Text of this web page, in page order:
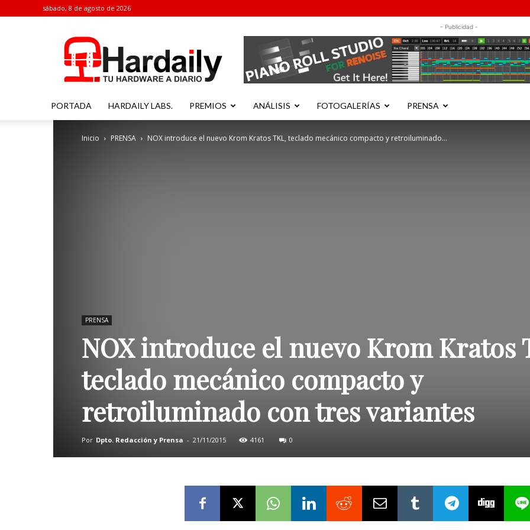
sábado, 8 de agosto de 2026
- Publicidad -
PORTADA HARDAILY LABS. PREMIOS ANÁLISIS FOTOGALERÍAS PRENSA
Inicio PRENSA NOX introduce el nuevo Krom Kratos TKL, teclado mecánico compacto y retroiluminado...
PRENSA
NOX introduce el nuevo Krom Kratos
teclado mecánico compacto y
retroiluminado con tres variantes
Por Dpto. Redacción y Prensa - 21/11/2015 4161 0